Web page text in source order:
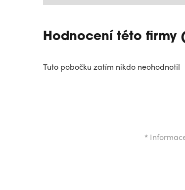
Hodnocení této firmy
Tuto pobočku zatím nikdo neohodnotil
*